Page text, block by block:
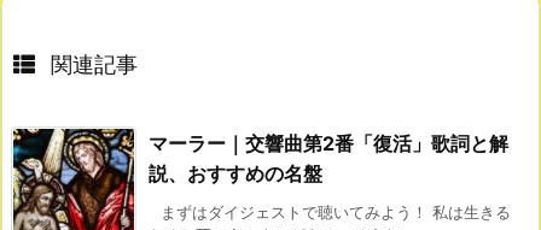
関連記事
マーラー｜交響曲第2番「復活」歌詞と解
説、おすすめの名盤
まずはダイジェストで聴いてみよう！ 私は生きる